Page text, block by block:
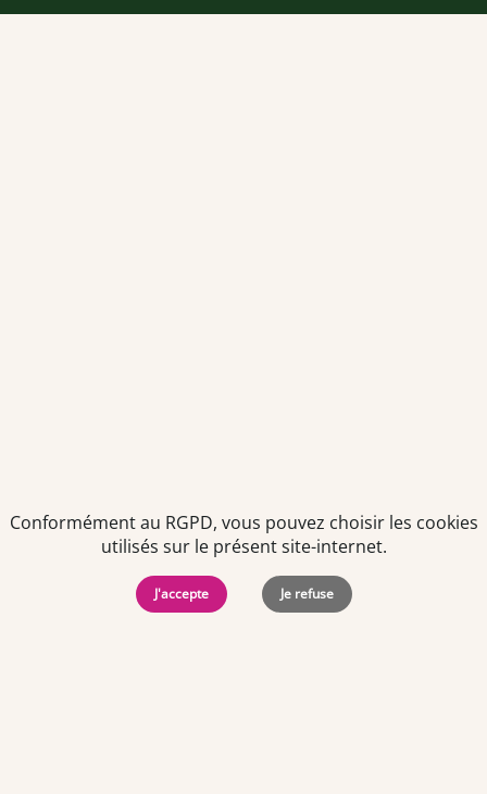
protection des
Mentions Légales
Copyright © 2026. Team
Officine. Tous droits
Conformément au RGPD, vous pouvez choisir les cookies
utilisés sur le présent site-internet.
J'accepte Je refuse